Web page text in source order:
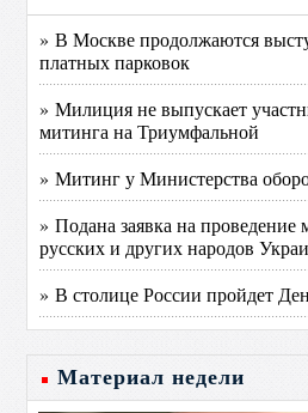
» В Москве продолжаются
платных парковок
» Милиция не выпускает
митинга на Триумфальной
» Митинг у Министерства
» Подана заявка на проведение
русских и других народов
» В столице России пройдет
Материал недели